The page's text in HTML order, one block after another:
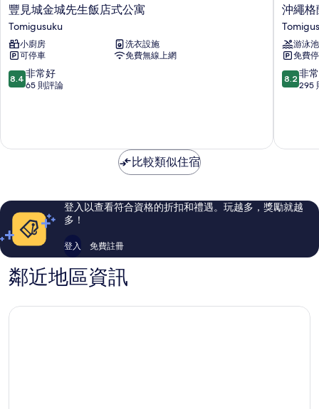
豐
見
城
金
城
先
生
寓
豐見城金城先生飯店式公寓
Tomigusuku
小廚房
洗衣設施
可停車
免費無線上網
8.4
分，
非
則
評
8.4 非常好
65 則評論
沖
繩
格
蘭
德
維
尤
沖繩格
游泳池
免費
8.2
分，
非
則
評
8.2 非
295
比較類似住宿
登入以查看符合資格的折扣和禮遇。玩越多，獎勵就越
多！
登入 免費註冊
鄰近地區資訊